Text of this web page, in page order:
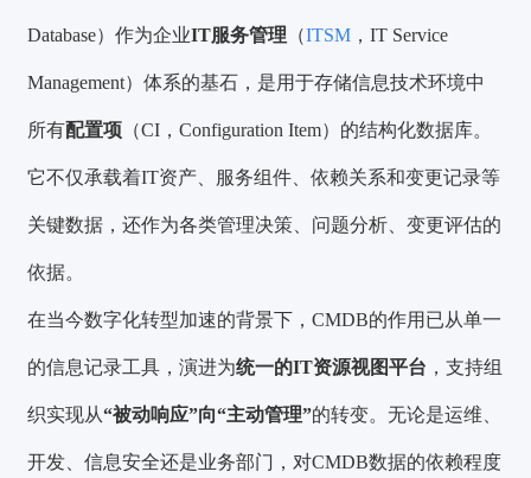
Database）作为企业IT服务管理 （ITSM ，IT Service
Management）体系的基石，是用于存储信息技术环境中
所有配置项 （CI，Configuration Item）的结构化数据库。
它不仅承载着IT资产、服务组件、依赖关系和变更记录等
关键数据，还作为各类管理决策、问题分析、变更评估的
依据。
在当今数字化转型加速的背景下，CMDB的作用已从单一
的信息记录工具，演进为统一的IT资源视图平台 ，支持组
织实现从“被动响应”向“主动管理”的转变。无论是运维、
开发、信息安全还是业务部门，对CMDB数据的依赖程度